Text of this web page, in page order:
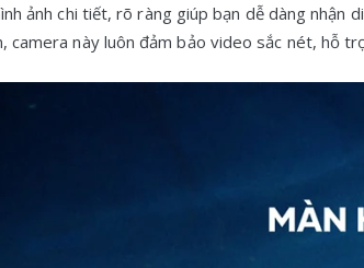
ảnh chi tiết, rõ ràng giúp bạn dễ dàng nhận
camera này luôn đảm bảo video sắc nét, hỗ